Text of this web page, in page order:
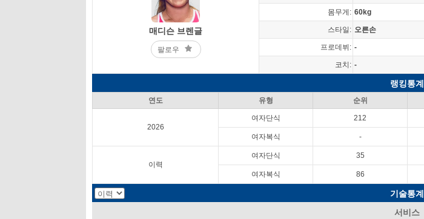
매디슨 브렌글
팔로우
몸무게: 60kg
스타일: 오른손
프로데뷔: -
코치: -
랭킹통계
연도 유형 순위
2026
여자단식 212
여자복식
-
이력
여자단식 35
여자복식
86
기술통계
서비스